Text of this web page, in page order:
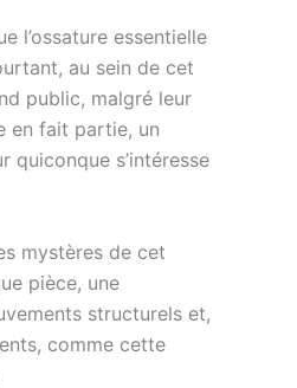
l’ossature essentielle
au sein de cet
public, malgré leur
en fait partie, un
s’intéresse
mystères de cet
pièce, une
structurels et,
comme cette